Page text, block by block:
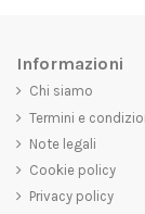
Informazioni
Chi siamo
Termini e
Note legali
Cookie policy
Privacy policy